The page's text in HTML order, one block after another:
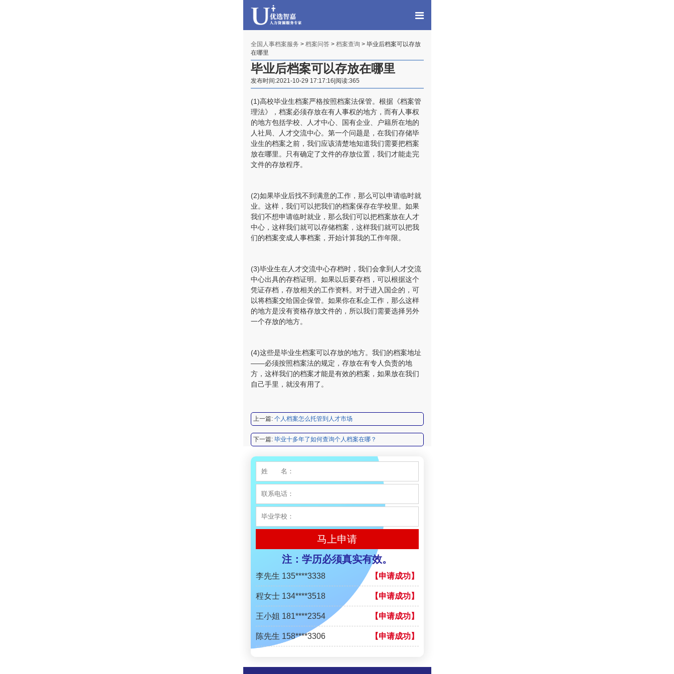
全国人事档案服务 > 档案问答 > 档案查询 > 毕业后档案可以存放
在哪里
毕业后档案可以存放在哪里
发布时间:2021-10-29 17:17:16|阅读:365
(1)高校毕业生档案严格按照档案法保管。根据《档案管
理法》，档案必须存放在有人事权的地方，而有人事权
的地方包括学校、人才中心、国有企业、户籍所在地的
人社局、人才交流中心。第一个问题是，在我们存储毕
业生的档案之前，我们应该清楚地知道我们需要把档案
放在哪里。只有确定了文件的存放位置，我们才能走完
文件的存放程序。
(2)如果毕业后找不到满意的工作，那么可以申请临时就
业。这样，我们可以把我们的档案保存在学校里。如果
我们不想申请临时就业，那么我们可以把档案放在人才
中心，这样我们就可以存储档案，这样我们就可以把我
们的档案变成人事档案，开始计算我的工作年限。
(3)毕业生在人才交流中心存档时，我们会拿到人才交流
中心出具的存档证明。如果以后要存档，可以根据这个
凭证存档，存放相关的工作资料。对于进入国企的，可
以将档案交给国企保管。如果你在私企工作，那么这样
的地方是没有资格存放文件的，所以我们需要选择另外
一个存放的地方。
(4)这些是毕业生档案可以存放的地方。我们的档案地址
——必须按照档案法的规定，存放在有专人负责的地
方，这样我们的档案才能是有效的档案，如果放在我们
自己手里，就没有用了。
上一篇: 个人档案怎么托管到人才市场
下一篇: 毕业十多年了如何查询个人档案在哪？
马上申请
注：学历必须真实有效。
程女士 134****3518 【申请成功】
王小姐 181****2354 【申请成功】
陈先生 158****3306 【申请成功】
程女士 136****3253 【申请成功】
王小姐 185****2848 【申请成功】
李先生 135****3338 【申请成功】
程女士 134****3518 【申请成功】
陈先生 158****3306
李先生 137****1923
程女士 136****3253
陈先生 189****1098 【申请成功】
李先生 135****3338 【申请成功】
程女士 134****3518 【申请成功】
王小姐 181****2354 【申请成功】
陈先生 158****3306 【申请成功】